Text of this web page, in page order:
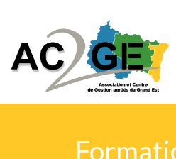
principal